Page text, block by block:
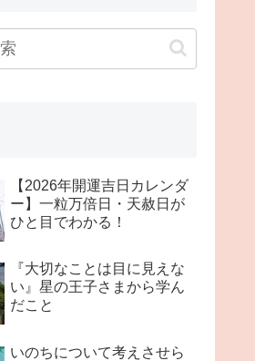
【2026年開運吉日カレンダ
ー】一粒万倍日・天赦日が
ひと目でわかる！
『大切なことは目に見えな
い』星の王子さまから学ん
だこと
いのちについて考えさせら